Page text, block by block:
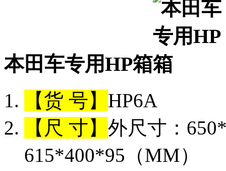
本田车专用HP箱
【货 号】 HP6A
【尺 寸】 外尺寸：
615*400*95（MM）